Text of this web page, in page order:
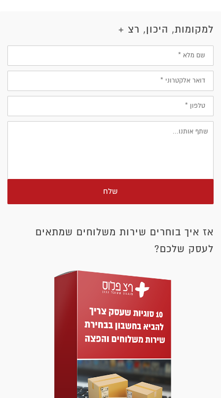
למקומות, היכון, רצ +
שם
מלא
דוא״ל
טלפון
שלח
אז איך בוחרים שירות משלוחים שמתאים
לעסק שלכם?